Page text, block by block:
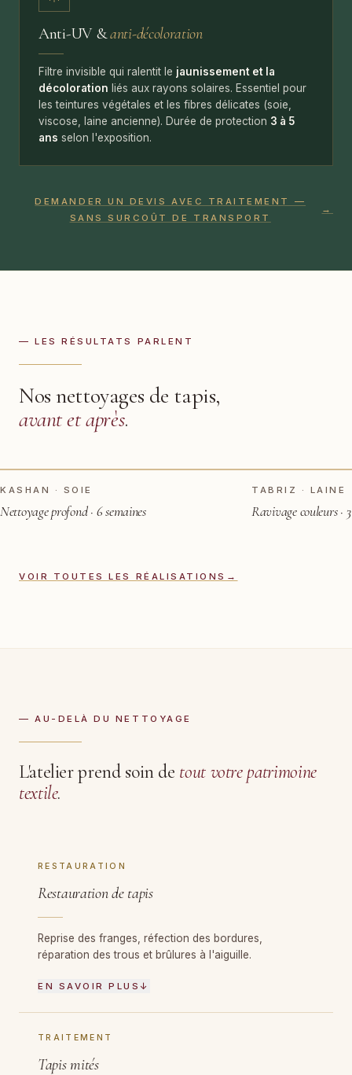
Anti-UV &anti-décoloration
Filtre invisible qui ralentit le jaunissement et la
décoloration liés aux rayons solaires. Essentiel pour
les teintures végétales et les fibres délicates (soie,
viscose, laine ancienne). Durée de protection 3 à 5
ans selon l'exposition.
DEMANDER UN DEVIS AVEC TRAITEMENT —
SANS SURCOÛT DE TRANSPORT
→
— LES RÉSULTATS PARLENT
Nos nettoyages de tapis,
avant et après.
AVANT
KASHAN · SOIE
Nettoyage profond · 6 semaines
AVANT
TABRIZ · LAINE
Ravivage couleurs ·
VOIR TOUTES LES RÉALISATIONS →
— AU-DELÀ DU NETTOYAGE
L'atelier prend soin de tout votre patrimoine
textile.
RESTAURATION
Restauration de tapis
Reprise des franges, réfection des bordures,
réparation des trous et brûlures à l'aiguille.
EN SAVOIR PLUS ↓
TRAITEMENT
Tapis mités